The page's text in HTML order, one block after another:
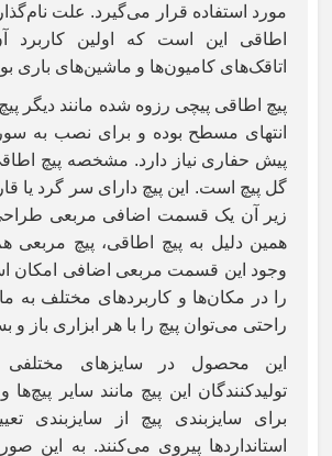
مورد استفاده قرار می‌گیرد. علت
اطاقی
این است که اولین
اتاقک‌های کامیون‌ها و ماشین‌های باری
پیچ اطاقی پیچی رزوه شده مانند دیگر
انتهای مسطح بوده و برای نصب به
پیش حفاری نیاز دارد. مشخصه پیچ
گل پیچ است. این پیچ دارای سر گرد یا
زیر آن یک قسمت اضافی مربعی
همین دلیل به پیچ
اطاقی، پیچ مربعی
وجود این قسمت مربعی اضافی امکان
را در مکان‌ها و کاربردهای مختلف به
راحتی می‌توان پیچ را با هر ابزاری باز و
این محصول در سایزهای مختلفی
تولیدکنندگان این پیچ مانند سایر پیچ‌ها
برای سایزبندی پیچ از سایزبندی
استانداردها پیروی می‌کنند. به این